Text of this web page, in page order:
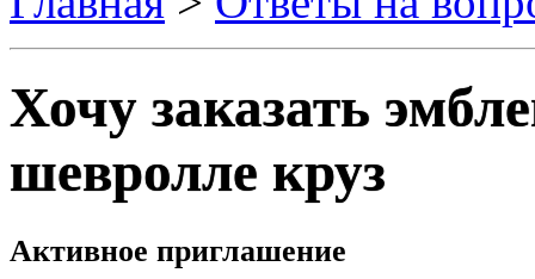
Хочу заказать
шевролле круз
Активное приглашение